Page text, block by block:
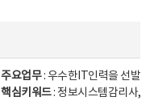
주요업무: 우수한IT인력을 선발
핵심키워드: 정보시스템감리사,